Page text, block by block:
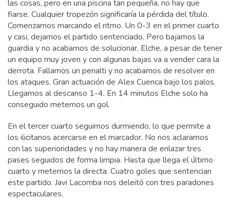
las cosas, pero en una piscina tan pequeña, no hay que
fiarse. Cualquier tropezón significaría la pérdida del título.
Comenzamos marcando el ritmo. Un 0-3 en el primer cuarto
y casi, dejamos el partido sentenciado. Pero bajamos la
guardia y no acabamos de solucionar. Elche, a pesar de tener
un equipo muy joven y con algunas bajas va a vender cara la
derrota. Fallamos un penalti y no acabamos de resolver en
los ataques. Gran actuación de Alex Cuenca bajo los palos.
Llegamos al descanso 1-4. En 14 minutos Elche solo ha
conseguido meternos un gol.
En el tercer cuarto seguimos durmiendo, lo que permite a
los ilicitanos acercarse en el marcador. No nos aclaramos
con las superioridades y no hay manera de enlazar tres
pases seguidos de forma limpia. Hasta que llega el último
cuarto y metemos la directa. Cuatro goles que sentencian
este partido. Javi Lacomba nos deleitó con tres paradones
espectaculares.